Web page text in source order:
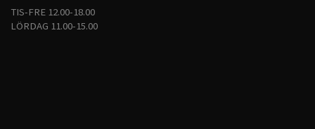
TIS-FRE 12.00-18.00
LÖRDAG 11.00-15.00